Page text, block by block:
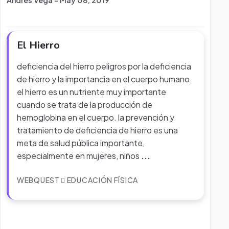
El Hierro
deficiencia del hierro peligros por la deficiencia
de hierro y la importancia en el cuerpo humano.
el hierro es un nutriente muy importante
cuando se trata de la producción de
hemoglobina en el cuerpo. la prevención y
tratamiento de deficiencia de hierro es una
meta de salud pública importante,
especialmente en mujeres, niños ...
WEBQUEST EDUCACIÓN FÍSICA